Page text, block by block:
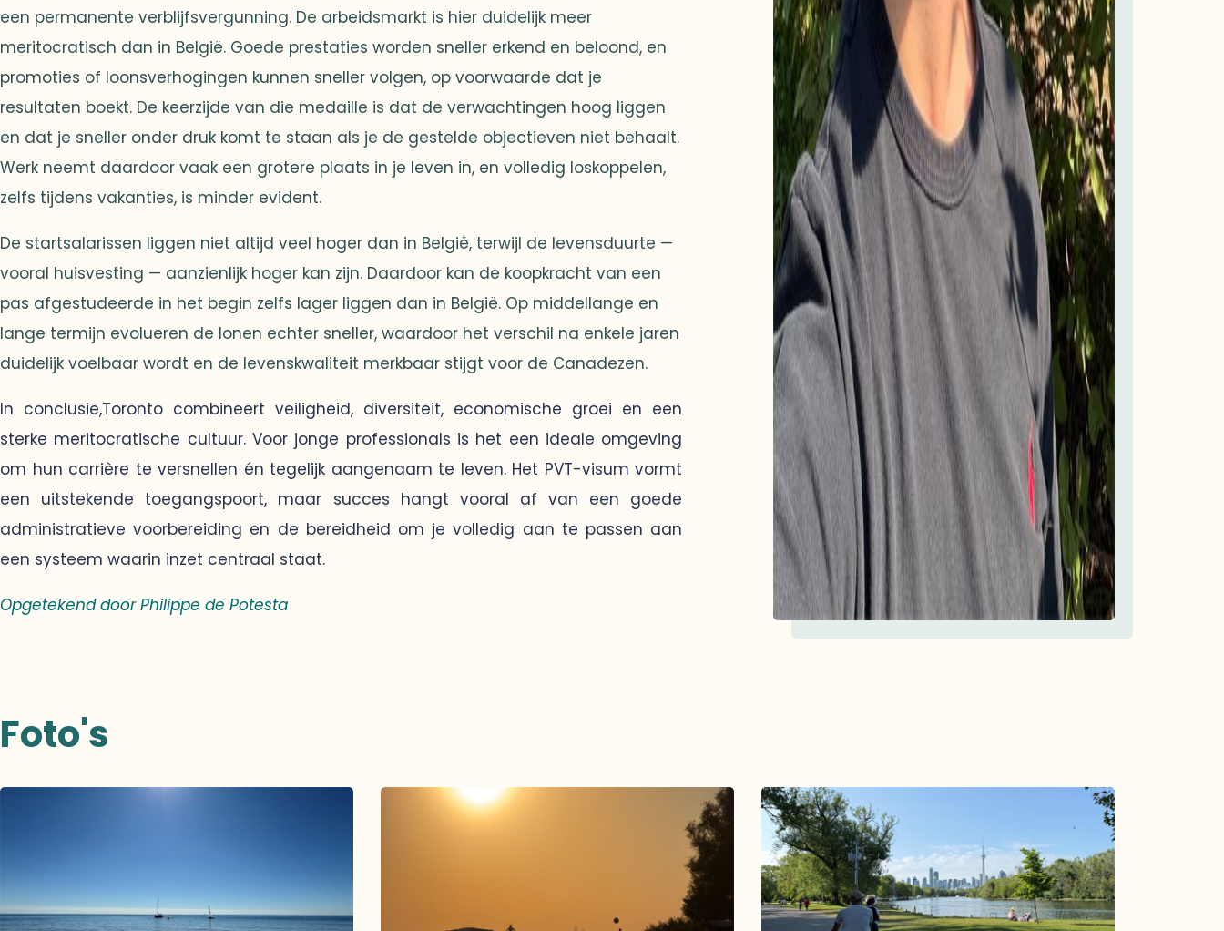
een permanente verblijfsvergunning. De arbeidsmarkt is hier duidelijk meer
meritocratisch dan in België. Goede prestaties worden sneller erkend en beloond, en
promoties of loonsverhogingen kunnen sneller volgen, op voorwaarde dat je
resultaten boekt. De keerzijde van die medaille is dat de verwachtingen hoog liggen
en dat je sneller onder druk komt te staan als je de gestelde objectieven niet behaalt.
Werk neemt daardoor vaak een grotere plaats in je leven in, en volledig loskoppelen,
zelfs tijdens vakanties, is minder evident.
De startsalarissen liggen niet altijd veel hoger dan in België, terwijl de levensduurte —
vooral huisvesting — aanzienlijk hoger kan zijn. Daardoor kan de koopkracht van een
pas afgestudeerde in het begin zelfs lager liggen dan in België. Op middellange en
lange termijn evolueren de lonen echter sneller, waardoor het verschil na enkele jaren
duidelijk voelbaar wordt en de levenskwaliteit merkbaar stijgt voor de Canadezen.
In conclusie,Toronto combineert veiligheid, diversiteit, economische groei en een
sterke meritocratische cultuur. Voor jonge professionals is het een ideale omgeving
om hun carrière te versnellen én tegelijk aangenaam te leven. Het PVT-visum vormt
een uitstekende toegangspoort, maar succes hangt vooral af van een goede
administratieve voorbereiding en de bereidheid om je volledig aan te passen aan
een systeem waarin inzet centraal staat.
Opgetekend door Philippe de Potesta
Foto's